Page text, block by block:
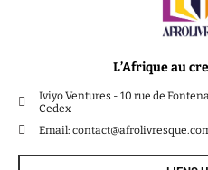
L’Afrique au
Iviyo Ventures - 10 rue de
Cedex
Email: